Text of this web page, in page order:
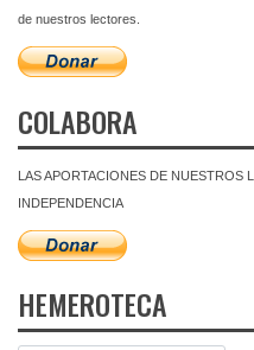
de nuestros lectores.
COLABORA
LAS APORTACIONES DE NUESTROS
INDEPENDENCIA
HEMEROTECA